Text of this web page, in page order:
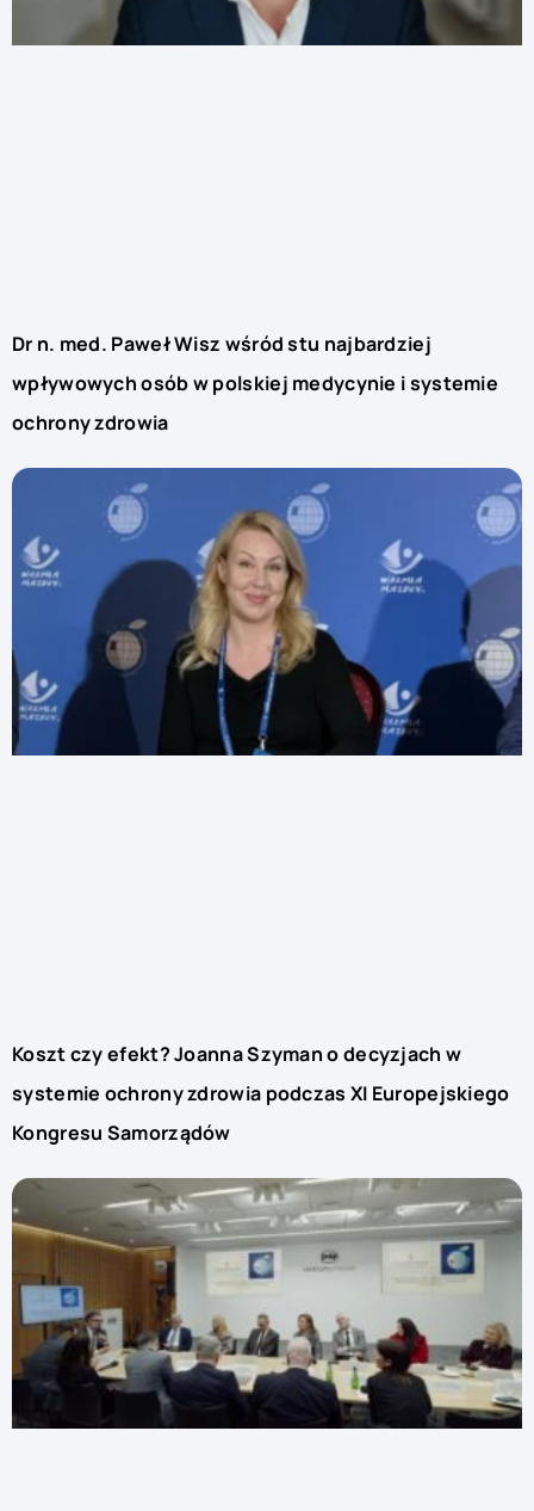
Dr n. med. Paweł Wisz wśród stu najbardziej
wpływowych osób w polskiej medycynie i systemie
ochrony zdrowia
Koszt czy efekt? Joanna Szyman o decyzjach w
systemie ochrony zdrowia podczas XI Europejskiego
Kongresu Samorządów